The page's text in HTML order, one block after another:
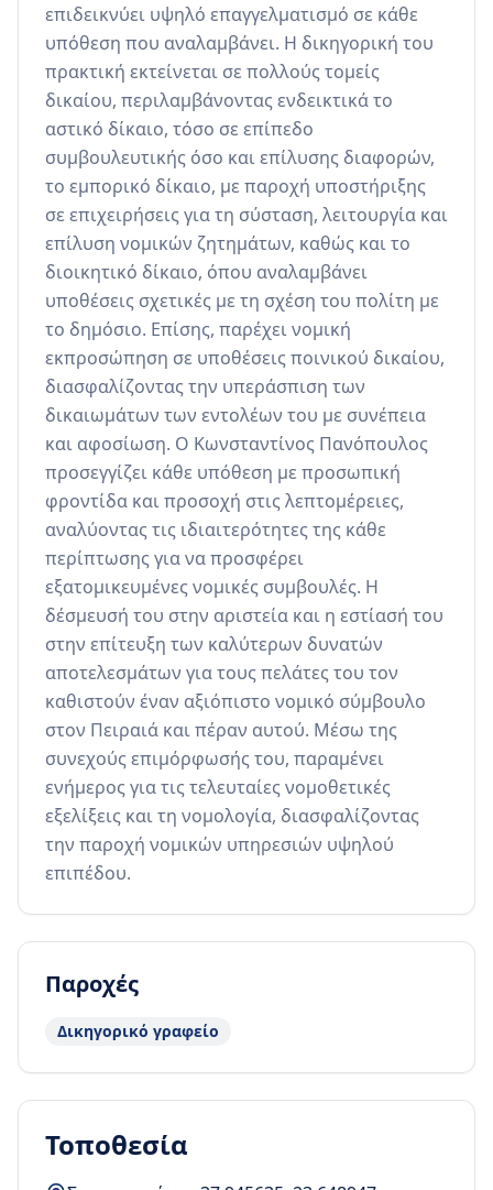
επιδεικνύει υψηλό επαγγελματισμό σε κάθε
υπόθεση που αναλαμβάνει. Η δικηγορική του
πρακτική εκτείνεται σε πολλούς τομείς
δικαίου, περιλαμβάνοντας ενδεικτικά το
αστικό δίκαιο, τόσο σε επίπεδο
συμβουλευτικής όσο και επίλυσης διαφορών,
το εμπορικό δίκαιο, με παροχή υποστήριξης
σε επιχειρήσεις για τη σύσταση, λειτουργία και
επίλυση νομικών ζητημάτων, καθώς και το
διοικητικό δίκαιο, όπου αναλαμβάνει
υποθέσεις σχετικές με τη σχέση του πολίτη με
το δημόσιο. Επίσης, παρέχει νομική
εκπροσώπηση σε υποθέσεις ποινικού δικαίου,
διασφαλίζοντας την υπεράσπιση των
δικαιωμάτων των εντολέων του με συνέπεια
και αφοσίωση. Ο Κωνσταντίνος Πανόπουλος
προσεγγίζει κάθε υπόθεση με προσωπική
φροντίδα και προσοχή στις λεπτομέρειες,
αναλύοντας τις ιδιαιτερότητες της κάθε
περίπτωσης για να προσφέρει
εξατομικευμένες νομικές συμβουλές. Η
δέσμευσή του στην αριστεία και η εστίασή του
στην επίτευξη των καλύτερων δυνατών
αποτελεσμάτων για τους πελάτες του τον
καθιστούν έναν αξιόπιστο νομικό σύμβουλο
στον Πειραιά και πέραν αυτού. Μέσω της
συνεχούς επιμόρφωσής του, παραμένει
ενήμερος για τις τελευταίες νομοθετικές
εξελίξεις και τη νομολογία, διασφαλίζοντας
την παροχή νομικών υπηρεσιών υψηλού
επιπέδου.
Παροχές
Δικηγορικό γραφείο
Τοποθεσία